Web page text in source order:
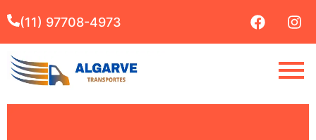
(11) 97708-4973